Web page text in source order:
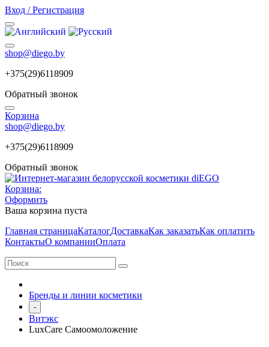
Вход / Регистрация
shop@diego.by
+375(29)6118909
Обратный звонок
Корзина
shop@diego.by
+375(29)6118909
Обратный звонок
Корзина:
Оформить
Ваша корзина пуста
Главная страницаКаталогДоставкаКак заказатьКак оплатить
КонтактыО компанииОплата
Бренды и линии косметики
-
Витэкс
LuxCare Самоомоложение